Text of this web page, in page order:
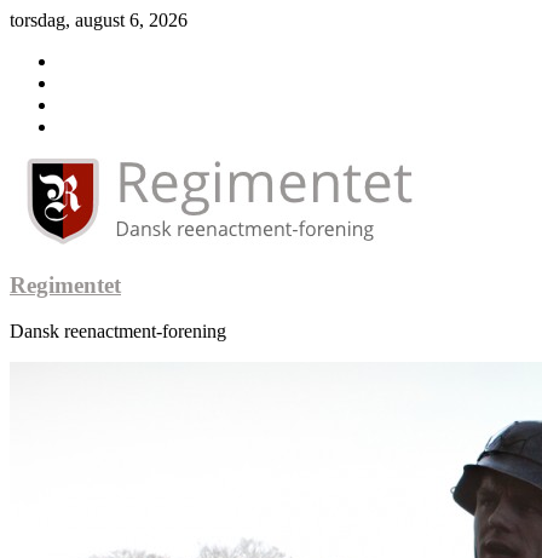
torsdag, august 6, 2026
Regimentet
Dansk reenactment-forening